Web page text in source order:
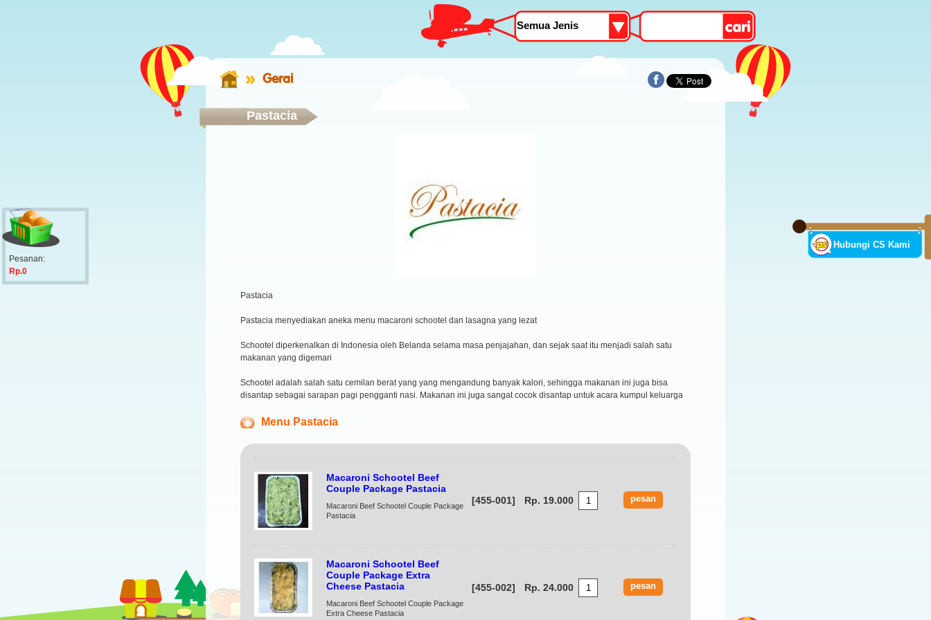
Hubungi CS Kami
Pesanan:
Rp.0
Gerai
Pastacia
Pastacia
Pastacia menyediakan aneka menu macaroni schootel dan lasagna yang lezat
Schootel diperkenalkan di Indonesia oleh Belanda selama masa penjajahan, dan sejak saat itu menjadi salah satu
makanan yang digemari
Schootel adalah salah satu cemilan berat yang yang mengandung banyak kalori, sehingga makanan ini juga bisa
disantap sebagai sarapan pagi pengganti nasi. Makanan ini juga sangat cocok disantap untuk acara kumpul keluarga
Menu Pastacia
Macaroni Schootel Beef
Couple Package Pastacia
Macaroni Beef Schootel Couple Package
Pastacia
[455-001] Rp. 19.000
Macaroni Schootel Beef
Couple Package Extra
Cheese Pastacia
Macaroni Beef Schootel Couple Package
Extra Cheese Pastacia
[455-002] Rp. 24.000